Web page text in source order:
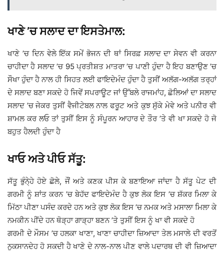
ਖਾਣੇ ’ਚ ਸਲਾਦ ਦਾ ਇਸਤੇਮਾਲ:
ਖਾਣੇ ’ਚ ਦਿਨ ਵੇਲੇ ਇੱਕ ਸਮੇਂ ਭੋਜਨ ਦੀ ਥਾਂ ਸਿਰਫ਼ ਸਲਾਦ ਦਾ ਸੇਵਨ ਵੀ ਕਰਨਾ
ਚਾਹੀਦਾ ਹੈ ਸਲਾਦ ’ਚ 95 ਪ੍ਰਤੀਸ਼ਤ ਮਾਤਰਾ ’ਚ ਪਾਣੀ ਹੁੰਦਾ ਹੈ ਇਹ ਬਣਾਉਣ ’ਚ
ਸੌਖਾ ਹੁੰਦਾ ਹੈ ਨਾਲ ਹੀ ਸਿਹਤ ਲਈ ਫਾਇਦੇਮੰਦ ਹੁੰਦਾ ਹੈ ਤੁਸੀਂ ਅਲੱਗ-ਅਲੱਗ ਤਰ੍ਹਾਂ
ਦੇ ਸਲਾਦ ਬਣਾ ਸਕਦੇ ਹੋ ਜਿਵੇਂ ਸਪਰਾਊਟ ਜਾਂ ਉੱਬਲੇ ਰਾਜਮਾਂਹ, ਛੋਲਿਆਂ ਦਾ ਸਲਾਦ
ਸਲਾਦ ’ਚ ਜੇਕਰ ਤੁਸੀਂ ਵੈਜੀਟੇਬਲ ਨਾਲ ਫਰੂਟ ਅਤੇ ਕੁਝ ਸੁੱਕੇ ਮੇਵੇ ਅਤੇ ਪਨੀਰ ਵੀ
ਸ਼ਾਮਲ ਕਰ ਲਓ ਤਾਂ ਤੁਸੀਂ ਇਸ ਨੂੰ ਸੰਪੂਰਨ ਆਹਾਰ ਦੇ ਤੌਰ ’ਤੇ ਵੀ ਖਾ ਸਕਦੇ ਹੋ ਜੋ
ਬਹੁਤ ਹੈਲਦੀ ਹੁੰਦਾ ਹੈ
ਖਾਓ ਅਤੇ ਪੀਓ ਸੱਤੂ:
ਸੱਤੂ ਭੁੰਨੇ੍ਹੇ ਹੋਏ ਛੋਲੇ, ਜੌਂ ਅਤੇ ਕਣਕ ਪੀਸ ਕੇ ਬਣਾਇਆ ਜਾਂਦਾ ਹੈ ਸੱਤੂ ਪੇਟ ਦੀ
ਗਰਮੀ ਨੂੰ ਸ਼ਾਂਤ ਕਰਨ ’ਚ ਬੇਹੱਦ ਫਾਇਦੇਮੰਦ ਹੈ ਕੁਝ ਲੋਕ ਇਸ ’ਚ ਸ਼ੱਕਰ ਮਿਲਾ ਕੇ
ਮਿੱਠਾ ਪੀਣਾ ਪਸੰਦ ਕਰਦੇ ਹਨ ਅਤੇ ਕੁਝ ਲੋਕ ਇਸ ’ਚ ਨਮਕ ਅਤੇ ਮਸਾਲਾ ਮਿਲਾ ਕੇ
ਨਮਕੀਨ ਪੀਂਦੇ ਹਨ ਥੋੜ੍ਹਾ ਗਾੜ੍ਹਾ ਬਣਨ ’ਤੇ ਤੁਸੀਂ ਇਸ ਨੂੰ ਖਾ ਵੀ ਸਕਦੇ ਹੋ
ਗਰਮੀ ਦੇ ਮੌਸਮ ’ਚ ਹਲਕਾ ਖਾਣਾ, ਖਾਣਾ ਚਾਹੀਦਾ ਜ਼ਿਆਦਾ ਤੇਲ ਮਸਾਲੇ ਦੀ ਵਰਤੋਂ
ਨੁਕਸਾਨਦੇਹ ਹੋ ਸਕਦੀ ਹੈ ਖਾਣੇ ਦੇ ਨਾਲ-ਨਾਲ ਪੀਣ ਵਾਲੇ ਪਦਾਰਥ ਦੀ ਵੀ ਜ਼ਿਆਦਾ